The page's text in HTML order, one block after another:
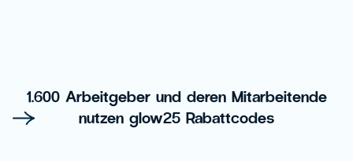
1.600 Arbeitgeber und deren Mitarbeitende
nutzen glow25 Rabattcodes